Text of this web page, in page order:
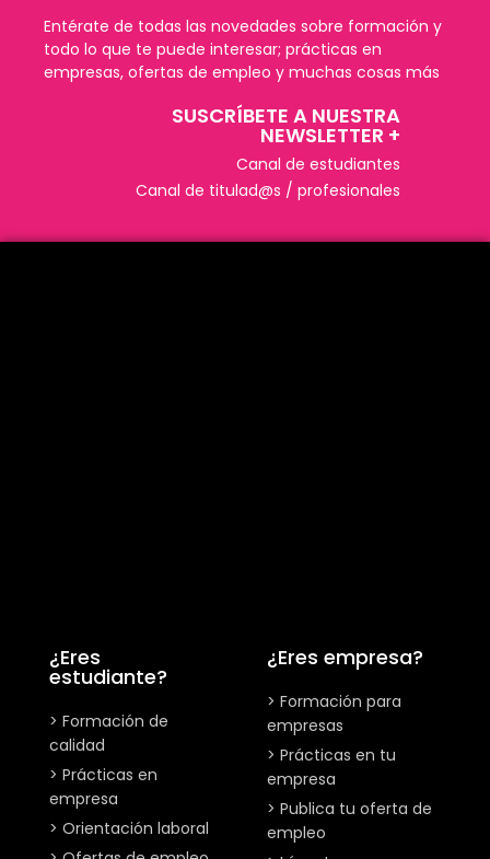
Entérate de todas las novedades sobre formación y
todo lo que te puede interesar; prácticas en
empresas, ofertas de empleo y muchas cosas más
SUSCRÍBETE A NUESTRA
NEWSLETTER +​
Canal de estudiantes
Canal de titulad@s / profesionales
¿Eres
estudiante?
> Formación de
calidad
> Prácticas en
empresa
> Orientación laboral
¿Eres empresa?
> Formación para
empresas
> Prácticas en tu
empresa
> Publica tu oferta de
empleo